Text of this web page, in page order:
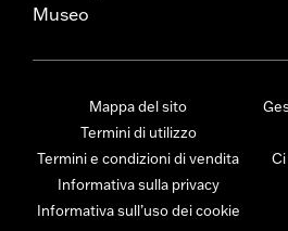
Museo
Mappa del sito
Termini di utilizzo
Termini e condizioni di vendita
Informativa sulla privacy
Informativa sull’uso dei cookie